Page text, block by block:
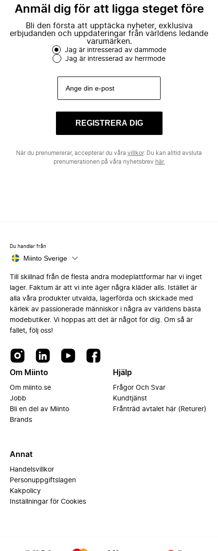
Anmäl dig för att ligga steget före
Bli den första att upptäcka nyheter, exklusiva
erbjudanden och uppdateringar från världens ledande
varumärken.
Jag är intresserad av dammode
Jag är intresserad av herrmode
REGISTRERA DIG
När du prenumererar, accepterar du våra villkor. Du kan alltid avsluta
prenumerationen på våra nyhetsbrev här.
Du handlar från
Miinto Sverige
Till skillnad från de flesta andra modeplattformar har vi inget
lager. Faktum är att vi inte äger några kläder alls. Istället är
alla våra produkter utvalda, lagerförda och skickade med
kärlek av passionerade människor i några av världens bästa
modebutiker. Vi hoppas att det är något för dig. Om så är
fallet, följ oss!
Om Miinto
Om miinto.se
Jobb
Bli en del av Miinto
Brands
Hjälp
Frågor Och Svar
Kundtjänst
Frånträd avtalet här (Returer)
Annat
Handelsvillkor
Personuppgiftslagen
Kakpolicy
Inställningar för Cookies